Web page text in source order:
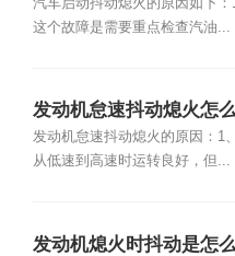
这个故障是需要重点检查汽油...
发动机怠速抖动熄火怎
发动机怠速抖动熄火的原因：1
从低速到高速时运转良好，但...
发动机熄火时抖动是怎